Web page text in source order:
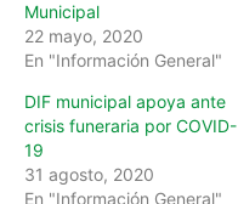
Municipal
22 mayo, 2020
En "Información General"
DIF municipal apoya ante
crisis funeraria por COVID-
19
31 agosto, 2020
En "Información General"